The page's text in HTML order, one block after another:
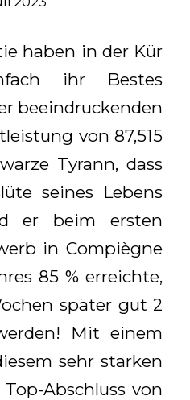
haben in der Kür
ihr Bestes
beeindruckenden
von 87,515
Tyrann, dass
seines Lebens
er beim ersten
in Compiègne
85 % erreichte,
später gut 2
Mit einem
sehr starken
Abschluss von